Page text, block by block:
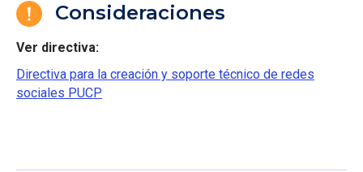
Consideraciones
Ver directiva:
Directiva para la creación y soporte técnico de redes
sociales PUCP